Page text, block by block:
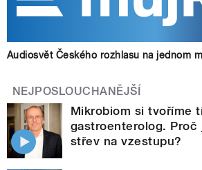
Audiosvět Českého rozhlasu na jednom
NEJPOSLOUCHANĚJŠÍ
Mikrobiom si tvoříme
gastroenterolog. Proč
střev na vzestupu?